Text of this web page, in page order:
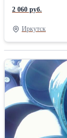
«ТехДизайн» (
цвет: Зеленый
Размер: 2,0
Плотность
(бесшовная)
2 060 руб.
Иркутск